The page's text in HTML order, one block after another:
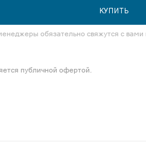
КУПИТЬ
обязательно свяжутся с вами
публичной офертой.